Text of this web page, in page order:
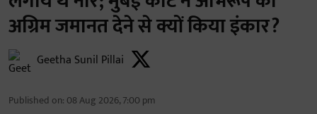
अग्रिम जमानत देने से क्यों किया इंकार?
Geetha Sunil Pillai
Published on: 08 Aug 2026, 7:00 pm